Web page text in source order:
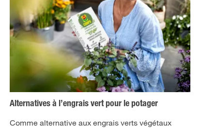
Alternatives à l’engrais vert pour le potager
Comme alternative aux engrais verts végétaux